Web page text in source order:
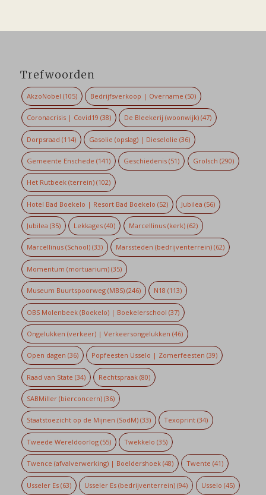
Trefwoorden
AkzoNobel (105) Bedrijfsverkoop | Overname (50)
Coronacrisis | Covid19 (38) De Bleekerij (woonwijk) (47)
Dorpsraad (114) Gasolie (opslag) | Dieselolie (36)
Gemeente Enschede (141) Geschiedenis (51) Grolsch (290)
Het Rutbeek (terrein)(102)
Hotel Bad Boekelo | Resort Bad Boekelo (52) Jubilea (56)
Jubilea (35) Lekkages (40) Marcellinus (kerk)(62)
Marcellinus (School)(33) Marssteden (bedrijventerrein) (62)
Momentum (mortuarium)(35)
Museum Buurtspoorweg (MBS)(246) N18 (113)
OBS Molenbeek (Boekelo) | Boekelerschool (37)
Ongelukken (verkeer) | Verkeersongelukken (46)
Open dagen (36) Popfeesten Usselo | Zomerfeesten (39)
Raad van State (34) Rechtspraak (80)
SABMiller (bierconcern)(36)
Staatstoezicht op de Mijnen (SodM)(33) Texoprint (34)
Tweede Wereldoorlog(55) Twekkelo (35)
Twence (afvalverwerking) | Boeldershoek(48) Twente (41)
Usseler Es(63) Usseler Es (bedrijventerrein) (94) Usselo (45)